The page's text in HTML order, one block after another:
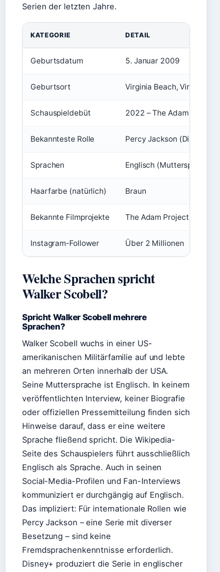
Serien der letzten Jahre.
KATEGORIE DETAIL
Geburtsdatum 5. Januar 2009
Geburtsort Virginia Beach, Virginia,
Schauspieldebüt 2022 – The Adam Project
Bekannteste Rolle Percy Jackson (Disney+,
Sprachen Englisch (Muttersprache)
Haarfarbe (natürlich) Braun
Bekannte Filmprojekte The Adam Project
Instagram-Follower Über 2 Millionen
Welche Sprachen spricht
Walker Scobell?
Spricht Walker Scobell mehrere
Sprachen?
Walker Scobell wuchs in einer US-
amerikanischen Militärfamilie auf und lebte
an mehreren Orten innerhalb der USA.
Seine Muttersprache ist Englisch. In keinem
veröffentlichten Interview, keiner Biografie
oder offiziellen Pressemitteilung finden sich
Hinweise darauf, dass er eine weitere
Sprache fließend spricht. Die Wikipedia-
Seite des Schauspielers führt ausschließlich
Englisch als Sprache. Auch in seinen
Social-Media-Profilen und Fan-Interviews
kommuniziert er durchgängig auf Englisch.
Das impliziert: Für internationale Rollen wie
Percy Jackson – eine Serie mit diverser
Besetzung – sind keine
Fremdsprachenkenntnisse erforderlich.
Disney+ produziert die Serie in englischer